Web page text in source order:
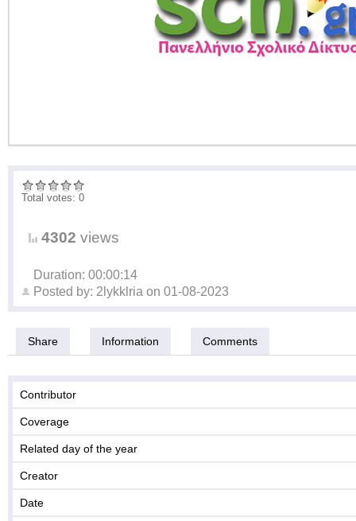
Total votes: 0
4302 views
Duration: 00:00:14
Posted by: 2lykklria on 01-08-2023
Share Information Comments
Contributor
Coverage
Related day of the year
Creator
Date